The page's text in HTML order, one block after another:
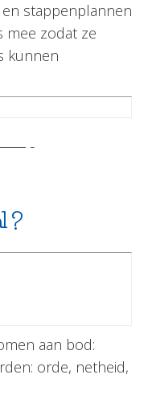
stappenplannen
mee zodat ze
kunnen
?
aan bod:
orde, netheid,